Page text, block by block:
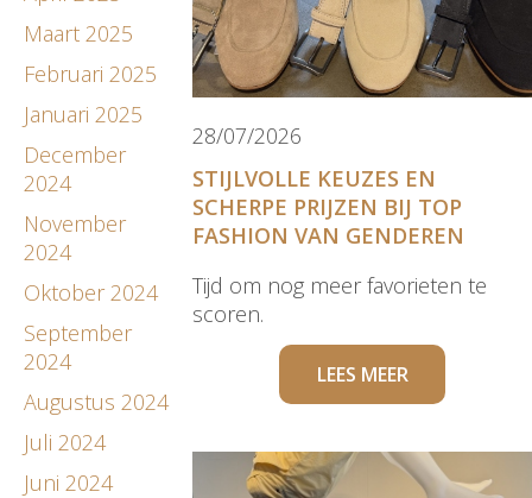
Maart 2025
Februari 2025
Januari 2025
December
2024
November
2024
Oktober 2024
September
2024
Augustus 2024
Juli 2024
Juni 2024
28/07/2026
STIJLVOLLE KEUZES EN
SCHERPE PRIJZEN BIJ TOP
FASHION VAN GENDEREN
Tijd om nog meer favorieten te
scoren.
LEES MEER